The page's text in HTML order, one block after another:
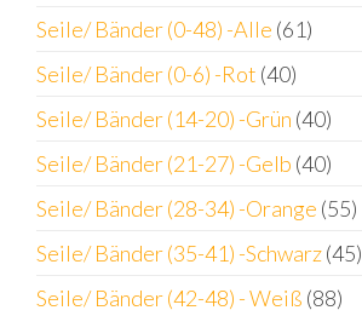
Seile/ Bänder (0-48) -Alle (61)
Seile/ Bänder (0-6) -Rot (40)
Seile/ Bänder (14-20) -Grün (40)
Seile/ Bänder (21-27) -Gelb (40)
Seile/ Bänder (28-34) -Orange (55)
Seile/ Bänder (35-41) -Schwarz(45)
Seile/ Bänder (42-48) - Weiß (88)